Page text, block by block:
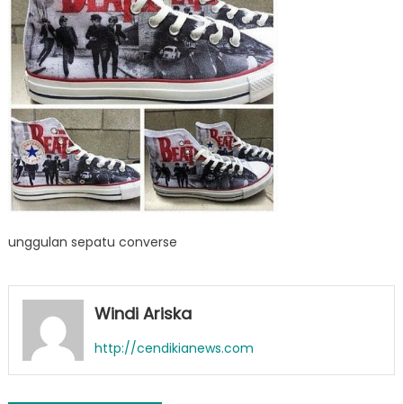
unggulan sepatu converse
Windi Ariska
http://cendikianews.com